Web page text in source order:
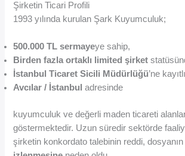
Şirketin Ticari Profili
1993 yılında kurulan Şark Kuyumculuk;
500.000 TL sermayeye sahip,
Birden fazla ortaklı limited şirket
İstanbul Ticaret Sicili Müdürlüğü’ne
Avcılar / İstanbul adresinde
kuyumculuk ve değerli maden ticareti
göstermektedir. Uzun süredir sektörde
şirketin konkordato talebinin reddi,